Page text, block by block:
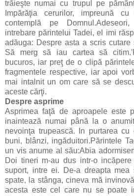
trăieşte numai cu trupul pe
Impărăţia cerurilor, impreună
contemplă pe
intrebare părintelui Tadei, el imi
adăuga: Despre asta a scris cutare
Să merg să iau cartea să
bucuros, iar preţ de o clipă
fragmentele respective, iar apoi
mai intalnit un om care să se
aceste cărţi.
Despre asprime
Asprimea faţă de aproapele este
inaintează numai până la o
nevoinţa trupească. In purtarea
buni, blânzi, ingăduitori.Părintele
un vis anume al său:Abia
Doi tineri m-­au dus intr-o
suport, intre ei. De-a dreapta
spate, la stânga, cineva mă
acesta este cel care nu se poate